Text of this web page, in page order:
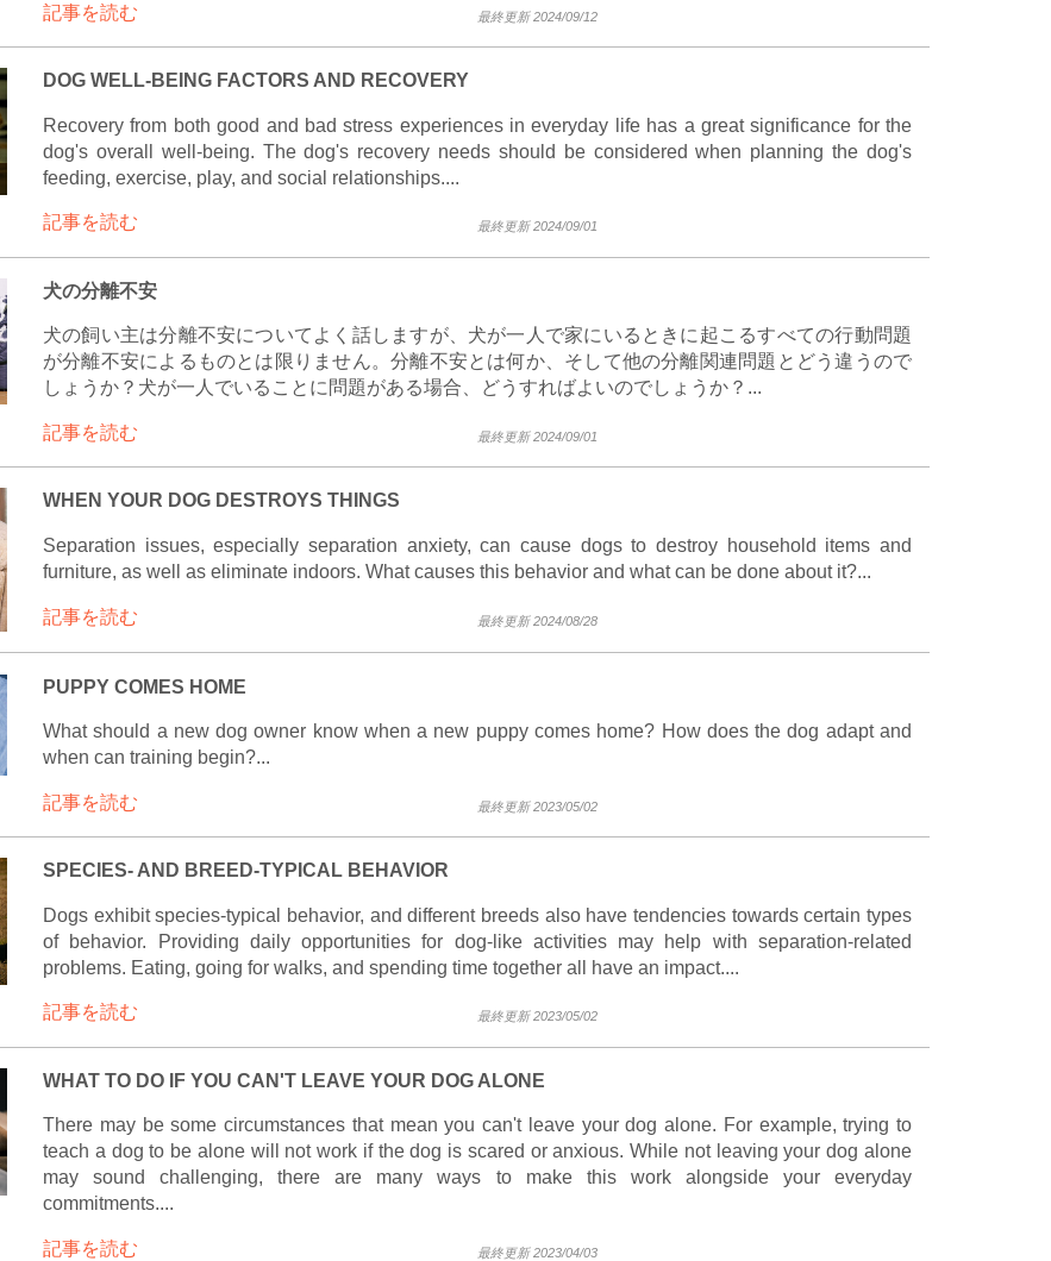
最終更新 2024/09/12
記事を読む
DOG WELL-BEING FACTORS AND RECOVERY
Recovery from both good and bad stress experiences in everyday life has a great significance for the
dog's overall well-being. The dog's recovery needs should be considered when planning the dog's
feeding, exercise, play, and social relationships....
最終更新 2024/09/01
記事を読む
犬の分離不安
犬の飼い主は分離不安についてよく話しますが、犬が一人で家にいるときに起こるすべての行動問題
が分離不安によるものとは限りません。分離不安とは何か、そして他の分離関連問題とどう違うので
しょうか？犬が一人でいることに問題がある場合、どうすればよいのでしょうか？...
最終更新 2024/09/01
記事を読む
WHEN YOUR DOG DESTROYS THINGS
Separation issues, especially separation anxiety, can cause dogs to destroy household items and
furniture, as well as eliminate indoors. What causes this behavior and what can be done about it?...
最終更新 2024/08/28
記事を読む
PUPPY COMES HOME
What should a new dog owner know when a new puppy comes home? How does the dog adapt and
when can training begin?...
最終更新 2023/05/02
記事を読む
SPECIES- AND BREED-TYPICAL BEHAVIOR
Dogs exhibit species-typical behavior, and different breeds also have tendencies towards certain types
of behavior. Providing daily opportunities for dog-like activities may help with separation-related
problems. Eating, going for walks, and spending time together all have an impact....
最終更新 2023/05/02
記事を読む
WHAT TO DO IF YOU CAN'T LEAVE YOUR DOG ALONE
There may be some circumstances that mean you can't leave your dog alone. For example, trying to
teach a dog to be alone will not work if the dog is scared or anxious. While not leaving your dog alone
may sound challenging, there are many ways to make this work alongside your everyday
commitments....
最終更新 2023/04/03
記事を読む